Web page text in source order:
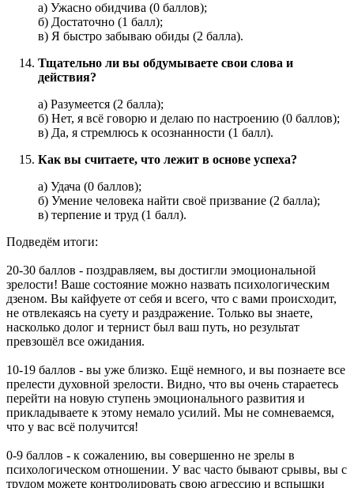
а) Ужасно обидчива (0 баллов);
б) Достаточно (1 балл);
в) Я быстро забываю обиды (2 балла).
Тщательно ли вы обдумываете свои слова и
действия?
а) Разумеется (2 балла);
б) Нет, я всё говорю и делаю по настроению (0 баллов);
в) Да, я стремлюсь к осознанности (1 балл).
Как вы считаете, что лежит в основе успеха?
а) Удача (0 баллов);
б) Умение человека найти своё призвание (2 балла);
в) терпение и труд (1 балл).
Подведём итоги:
20-30 баллов - поздравляем, вы достигли эмоциональной
зрелости! Ваше состояние можно назвать психологическим
дзеном. Вы кайфуете от себя и всего, что с вами происходит,
не отвлекаясь на суету и раздражение. Только вы знаете,
насколько долог и тернист был ваш путь, но результат
превзошёл все ожидания.
10-19 баллов - вы уже близко. Ещё немного, и вы познаете все
прелести духовной зрелости. Видно, что вы очень стараетесь
перейти на новую ступень эмоционального развития и
прикладываете к этому немало усилий. Мы не сомневаемся,
что у вас всё получится!
0-9 баллов - к сожалению, вы совершенно не зрелы в
психологическом отношении. У вас часто бывают срывы, вы с
трудом можете контролировать свою агрессию и вспышки